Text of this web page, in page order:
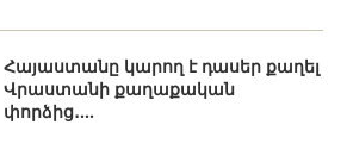
Հայաստանը կարող է դասեր քաղել
Վրաստանի քաղաքական
փորձից․...